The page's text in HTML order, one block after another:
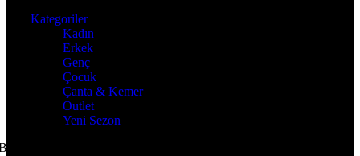
Kategoriler
Kadın
Erkek
Genç
Çocuk
Çanta & Kemer
Outlet
Yeni Sezon
katılın!